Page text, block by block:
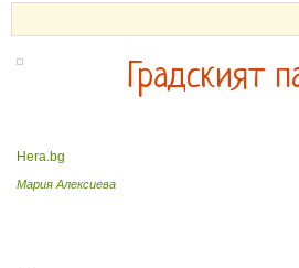
Градският
Hera.bg
Мария Алексиева